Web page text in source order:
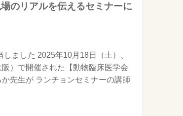
のリアルを伝えるセミナーに
ました 2025年10月18日（土）、
）で開催された【動物臨床医学会
先生が ランチョンセミナーの講師